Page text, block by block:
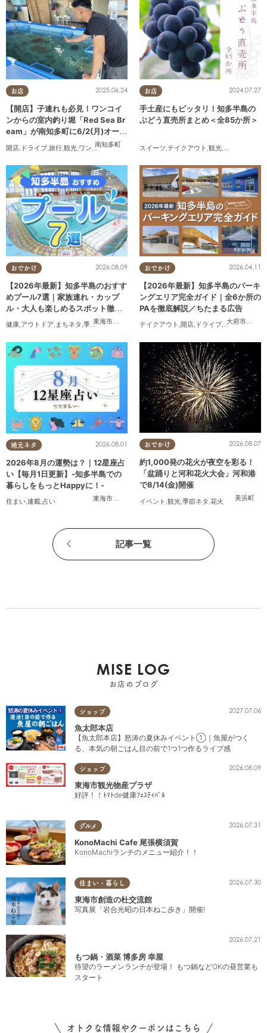
お店
南知多町
2025.06.24
【開店】子連れも必見！ワンコイ
ンからの室内釣り堀「Red Sea Br
eam」が南知多町に6/2(月)オープ
開店 ドライブ 旅行 観光 ワンコイン
お店 2024.07.27
手土産にもピッタリ！知多半島の
ぶどう直売所まとめ＜全85か所＞
スイーツ テイクアウト 観光
おでかけ
東海市
,大府市 知多市,半田市 常滑市,武豊町, 南知多町
2026.08.09
【2026年最新】知多半島のおすす
めプール7選｜家族連れ・カップ
ル・大人も楽しめるスポット徹底
ガイド
健康,アウトドア, まちネタ ,季節ネタ , まとめ記事,親子 ,家族 ,カップル,おひとりさま, 友人
おでかけ
大府市
,阿久
2026.04.11
【2026年最新】知多半島のパーキ
ングエリア完全ガイド｜全6か所の
PAを徹底解説／ちたまる広告
テイクアウト ,開店, ドライブ,観光, ちたまる
地元ネタ
東海市
,大府市 知多市 東浦町,阿久比町,半田市 常滑市,武豊
2026.08.01
2026年8月の運勢は？｜12星座占
い【毎月1日更新】-知多半島での
暮らしをもっとHappyに！-
住まい,連載,占い
おでかけ
美浜町
2026.08.07
約1,000発の花火が夜空を彩る！
「盆踊りと河和花火大会」河和港
で8/14(金)開催
イベント 観光 季節ネタ 花火
記事一覧
MISE LOG
お店のブログ
ショップ 2027.07.06
魚太郎本店
【魚太郎本店】怒涛の夏休みイベント①｜魚屋がつく
る、本気の朝ごはん目の前で1つ1つ作るライブ感
ショップ 2026.08.09
東海市観光物産プラザ
好評！！ﾄﾏﾄde健康ﾌｪｽﾃｨﾊﾞﾙ
グルメ 2026.07.31
KonoMachi Cafe 尾張横須賀
KonoMachiランチのメニュー紹介！！
住まい・暮らし 2026.07.30
東海市創造の杜交流館
写真展「岩合光昭の日本ねこ歩き」開催!
2026.07.21
もつ鍋・酒菜 博多房 幸屋
待望のラーメンランチが登場！ もつ鍋などOKの昼営業も
スタート
オトクな情報やクーポンはこちら